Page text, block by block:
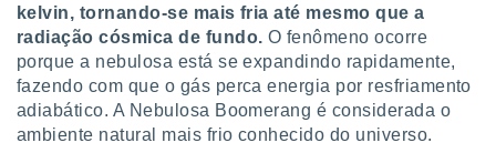
kelvin, tornando-se mais fria até mesmo que a
radiação cósmica de fundo. O fenômeno ocorre
porque a nebulosa está se expandindo rapidamente,
fazendo com que o gás perca energia por resfriamento
adiabático. A Nebulosa Boomerang é considerada o
ambiente natural mais frio conhecido do universo.